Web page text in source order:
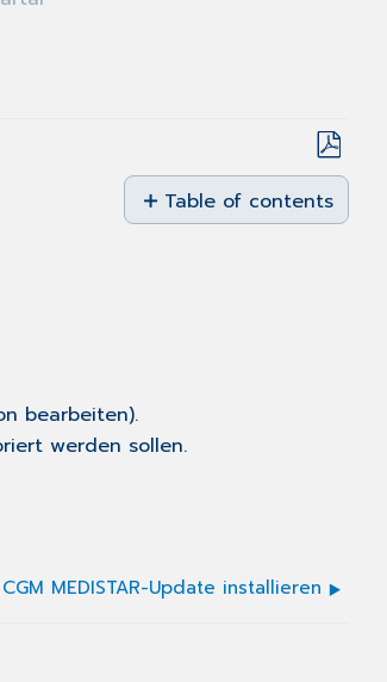
Save
as
PDF
Table of contents
No
bearbeiten).
werden sollen.
CGM MEDISTAR-Update installieren